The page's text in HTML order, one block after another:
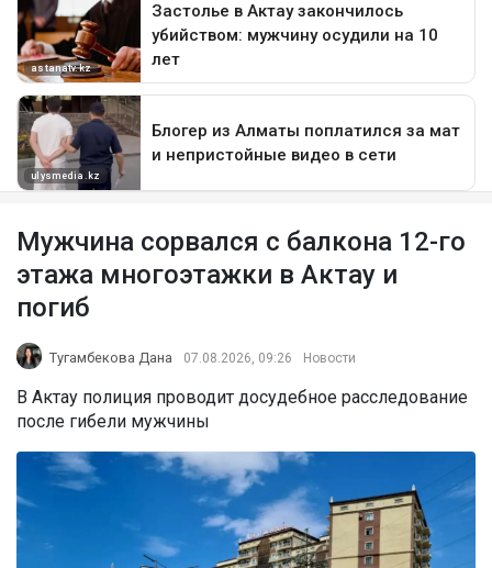
Мужчина сорвался с балкона 12-го
этажа многоэтажки в Актау и
погиб
Тугамбекова Дана 07.08.2026, 09:26 Новости
В Актау полиция проводит досудебное расследование
после гибели мужчины